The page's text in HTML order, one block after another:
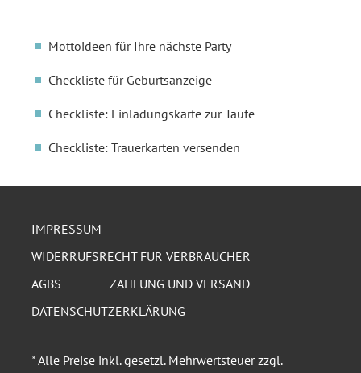
Mottoideen für Ihre nächste Party
Checkliste für Geburtsanzeige
Checkliste: Einladungskarte zur Taufe
Checkliste: Trauerkarten versenden
IMPRESSUM
WIDERRUFSRECHT FÜR VERBRAUCHER
AGBS
ZAHLUNG UND VERSAND
DATENSCHUTZERKLÄRUNG
* Alle Preise inkl. gesetzl. Mehrwertsteuer zzgl.